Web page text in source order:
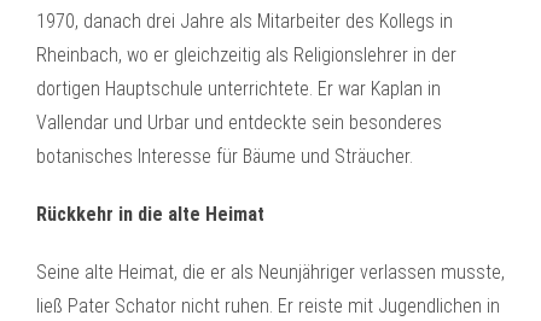
1970, danach drei Jahre als Mitarbeiter des Kollegs in
Rheinbach, wo er gleichzeitig als Religionslehrer in der
dortigen Hauptschule unterrichtete. Er war Kaplan in
Vallendar und Urbar und entdeckte sein besonderes
botanisches Interesse für Bäume und Sträucher.
Rückkehr in die alte Heimat
Seine alte Heimat, die er als Neunjähriger verlassen musste,
ließ Pater Schator nicht ruhen. Er reiste mit Jugendlichen in